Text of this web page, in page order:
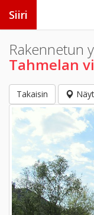
Siiri
Rakennetun
Tahmelan
Takaisin